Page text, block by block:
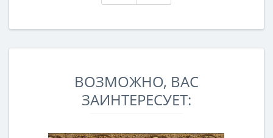
ВОЗМОЖНО, ВАС
ЗАИНТЕРЕСУЕТ: